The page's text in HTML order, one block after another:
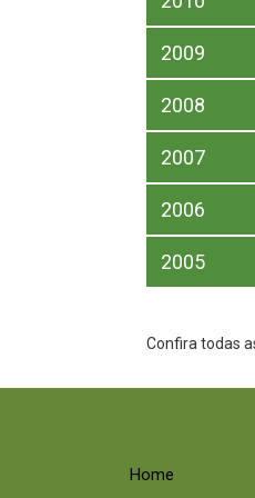
2009
2008
2007
2006
2005
Confira todas
Home